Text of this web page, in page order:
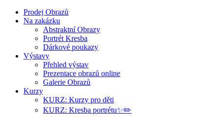
Prodej Obrazů
Na zakázku
Abstraktní Obrazy
Portrét Kresba
Dárkové poukazy
Výstavy
Přehled výstav
Prezentace obrazů online
Galerie Obrazů
Kurzy
KURZ: Kurzy pro děti
KURZ: Kresba portrétu✨✏️